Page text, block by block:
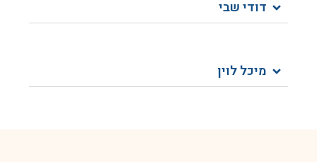
דודי שבי​
מיכל לוין